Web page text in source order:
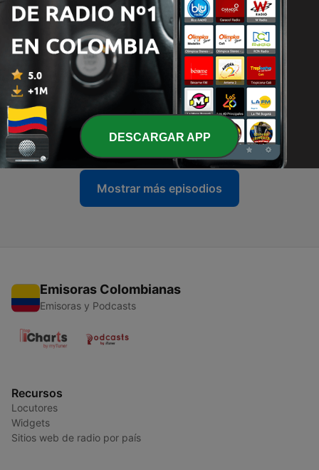
Su misericordia
08 abr. 2020
47 - Vida a través de la Palabra
06 abr. 2020
46 - Lee la Biblia
03 abr. 2020
Mostrar más episodios
Emisoras Colombianas
Emisoras y Podcasts
Recursos
Locutores
Widgets
Sitios web de radio por país
DESCARGAR APP